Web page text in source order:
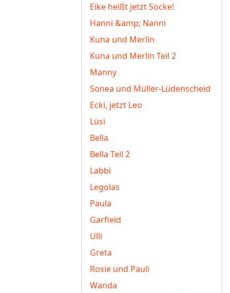
Eike heißt jetzt Socke!
Hanni &amp; Nanni
Kuna und Merlin
Kuna und Merlin Teil 2
Manny
Sonea und Müller-Lüdenscheid
Ecki, jetzt Leo
Lüsi
Bella
Bella Teil 2
Labbi
Legolas
Paula
Garfield
Ulli
Greta
Rosie und Pauli
Wanda